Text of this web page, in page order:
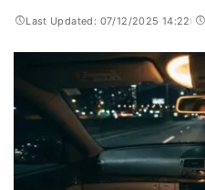
Last Updated: 07/12/2025 14:22